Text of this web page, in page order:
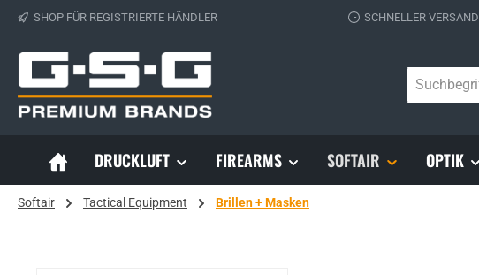
Hauptinhalt springen
Zur Suche springen
Zur Hauptnavigation springen
SHOP FÜR REGISTRIERTE HÄNDLER SCHNELLER VERSAND
DRUCKLUFT FIREARMS SOFTAIR OPTIK
Softair Tactical Equipment Brillen + Masken